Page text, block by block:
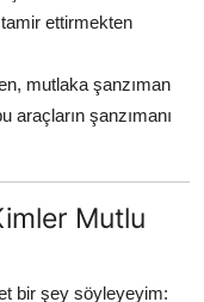
ettirmekten
mutlaka şanzıman
araçların şanzımanı
Mutlu
bir şey söyleyeyim: